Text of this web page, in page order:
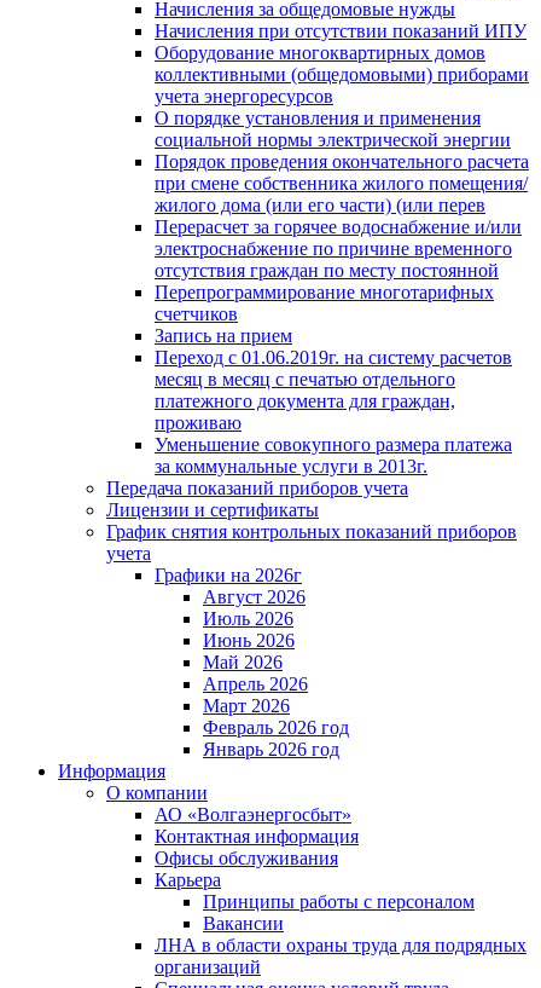
Начисления за общедомовые нужды
Начисления при отсутствии показаний ИПУ
Оборудование многоквартирных домов
коллективными (общедомовыми) приборами
учета энергоресурсов
О порядке установления и применения
социальной нормы электрической энергии
Порядок проведения окончательного расчета
при смене собственника жилого помещения/
жилого дома (или его части) (или перев
Перерасчет за горячее водоснабжение и/или
электроснабжение по причине временного
отсутствия граждан по месту постоянной
Перепрограммирование многотарифных
счетчиков
Запись на прием
Переход с 01.06.2019г. на систему расчетов
месяц в месяц с печатью отдельного
платежного документа для граждан,
проживаю
Уменьшение совокупного размера платежа
за коммунальные услуги в 2013г.
Передача показаний приборов учета
Лицензии и сертификаты
График снятия контрольных показаний приборов
учета
Графики на 2026г
Август 2026
Июль 2026
Июнь 2026
Май 2026
Апрель 2026
Март 2026
Февраль 2026 год
Январь 2026 год
Информация
О компании
АО «Волгаэнергосбыт»
Контактная информация
Офисы обслуживания
Карьера
Принципы работы с персоналом
Вакансии
ЛНА в области охраны труда для подрядных
организаций